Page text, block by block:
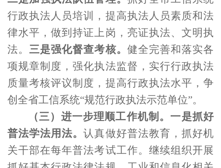
行政执法人员培训，提高执法人员素质和法
律水平，做到持证上岗，亮证执法、文明执
法。三是强化督查考核。 健全完善和落实各
项规章制度，强化执法监督，实行行政执法
质量考核评议制度，提高行政执法水平，争
创全省工信系统“规范行政执法示范单位”。
（三） 进一步理顺工作机制 。 一是抓好
普法学法用法。认真做好普法教育，抓好机
关干部在每年普法考试工作。继续组织开展